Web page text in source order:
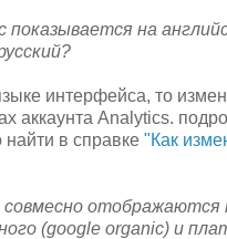
на
интерфейса, то
аккаунта Analytics.
в справке "Как
совмесно отображаются
(google organic) и